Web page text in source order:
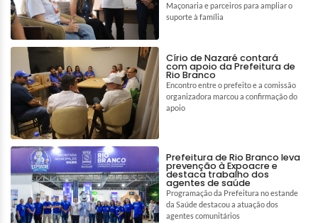
Maçonaria e parceiros para ampliar o
suporte à família
Círio de Nazaré contará
com apoio da Prefeitura de
Rio Branco
Encontro entre o prefeito e a comissão
organizadora marcou a confirmação do
apoio
Prefeitura de Rio Branco leva
prevenção à Expoacre e
destaca trabalho dos
agentes de saúde
Programação da Prefeitura no estande
da Saúde destacou a atuação dos
agentes comunitários